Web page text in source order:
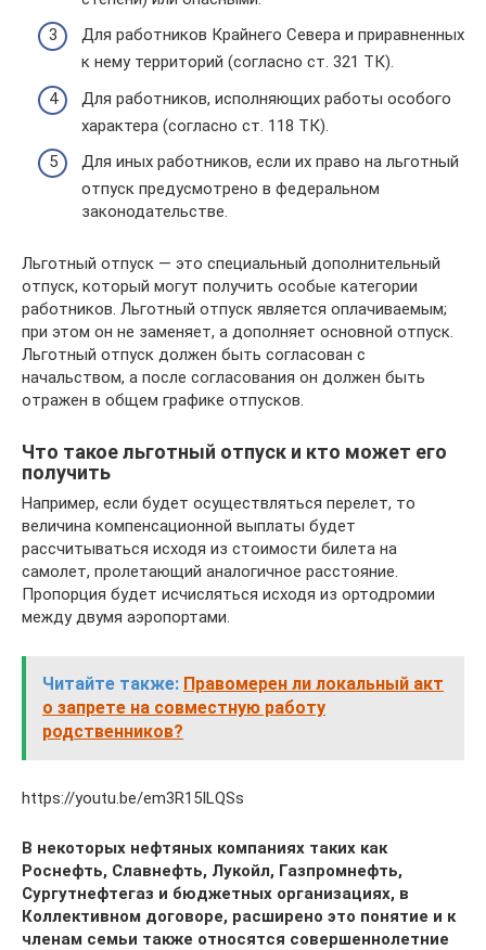
Для работников Крайнего Севера и приравненных
к нему территорий (согласно ст. 321 ТК).
Для работников, исполняющих работы особого
характера (согласно ст. 118 ТК).
Для иных работников, если их право на льготный
отпуск предусмотрено в федеральном
законодательстве.
Льготный отпуск — это специальный дополнительный
отпуск, который могут получить особые категории
работников. Льготный отпуск является оплачиваемым;
при этом он не заменяет, а дополняет основной отпуск.
Льготный отпуск должен быть согласован с
начальством, а после согласования он должен быть
отражен в общем графике отпусков.
Что такое льготный отпуск и кто может его
получить
Например, если будет осуществляться перелет, то
величина компенсационной выплаты будет
рассчитываться исходя из стоимости билета на
самолет, пролетающий аналогичное расстояние.
Пропорция будет исчисляться исходя из ортодромии
между двумя аэропортами.
Читайте также: Правомерен ли локальный акт
о запрете на совместную работу
родственников?
https://youtu.be/em3R15ILQSs
В некоторых нефтяных компаниях таких как
Роснефть, Славнефть, Лукойл, Газпромнефть,
Сургутнефтегаз и бюджетных организациях, в
Коллективном договоре, расширено это понятие и к
членам семьи также относятся совершеннолетние